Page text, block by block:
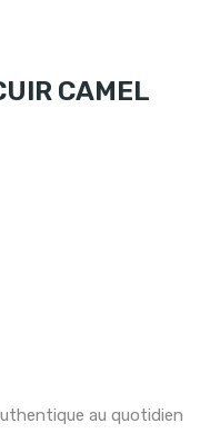
CAMEL
au quotidien